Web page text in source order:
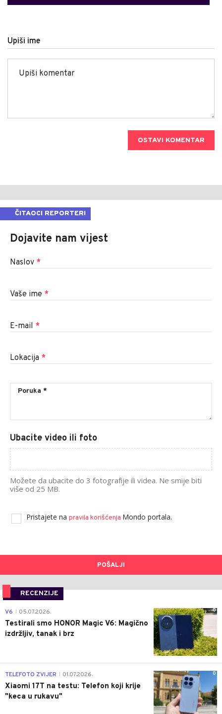
Upiši ime
OSTAVI KOMENTAR
ČITAOCI REPORTERI
Dojavite nam vijest
Naslov *
Vaše ime *
E-mail *
Lokacija *
Ubacite video ili foto
Možete da ubacite do 3 fotografije ili videa. Ne smije biti
više od 25 MB.
Pristajete na pravila korišćenja Mondo portala.
POŠALJI
RECENZIJE
0
V6 05.07.2026.
Testirali smo HONOR Magic V6: Magično
izdržljiv, tanak i brz
0
TELEFOTO ZVIJER 01.07.2026.
Xiaomi 17T na testu: Telefon koji krije
"keca u rukavu"